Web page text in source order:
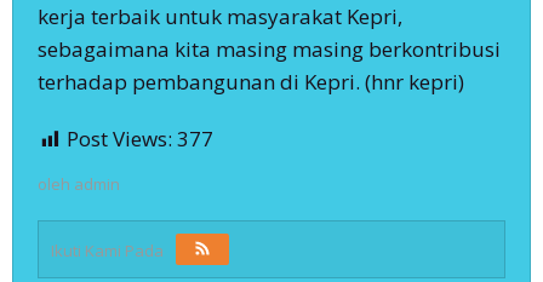
kerja terbaik untuk masyarakat Kepri,
sebagaimana kita masing masing berkontribusi
terhadap pembangunan di Kepri. (hnr kepri)
Post Views: 377
oleh admin
Ikuti Kami Pada